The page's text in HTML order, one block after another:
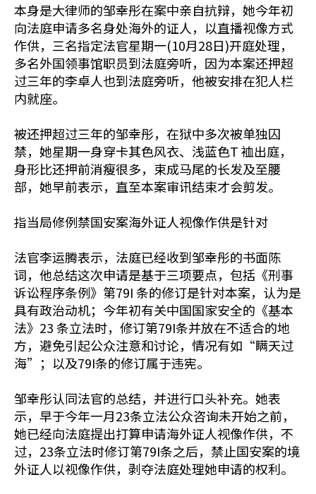
本身是大律师的邹幸彤在案中亲自抗辩，她今年初
向法庭申请多名身处海外的证人，以直播视像方式
作供，三名指定法官星期一(10月28日)开庭处理，
多名外国领事馆职员到法庭旁听，因为本案还押超
过三年的李卓人也到法庭旁听，他被安排在犯人栏
内就座。
被还押超过三年的邹幸彤，在狱中多次被单独囚
禁，她星期一身穿卡其色风衣、浅蓝色T 裇出庭，
身形比还押前消瘦很多，束成马尾的长发及至腰
部，她早前表示，直至本案审讯结束才会剪发。
指当局修例禁国安案海外证人视像作供是针对
法官李运腾表示，法庭已经收到邹幸彤的书面陈
词，他总结这次申请是基于三项要点，包括《刑事
诉讼程序条例》第79I 条的修订是针对本案，认为是
具有政治动机；今年初有关中国国家安全的《基本
法》23 条立法时，修订第79I条并放在不适合的地
方，避免引起公众注意和讨论，情况有如“瞒天过
海”；以及79I条的修订属于违宪。
邹幸彤认同法官的总结，并进行口头补充。她表
示，早于今年一月23条立法公众咨询未开始之前，
她已经向法庭提出打算申请海外证人视像作供，不
过，23条立法时修订第79I条之后，禁止国安案的境
外证人以视像作供，剥夺法庭处理她申请的权利。